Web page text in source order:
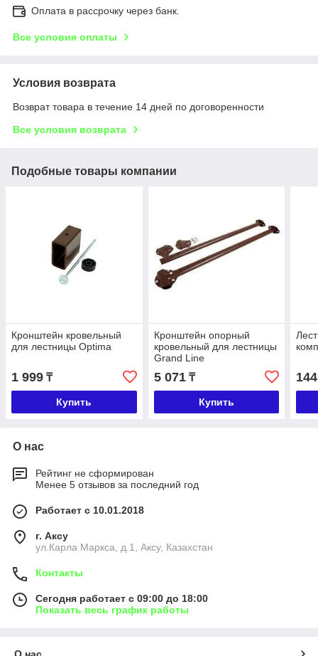
Оплата в рассрочку через банк.
Все условия оплаты
Условия возврата
Возврат товара в течение 14 дней по договоренности
Все условия возврата
Подобные товары компании
Кронштейн кровельный
для лестницы Optima
1 999 ₸
Купить
Кронштейн опорный
кровельный для лестницы
Grand Line
5 071₸
Купить
О нас
Рейтинг не сформирован
Менее 5 отзывов за последний год
Работает с 10.01.2018
г. Аксу
ул.Карла Маркса, д.1, Аксу, Казахстан
Контакты
Сегодня работает с 09:00 до 18:00
Показать весь график работы